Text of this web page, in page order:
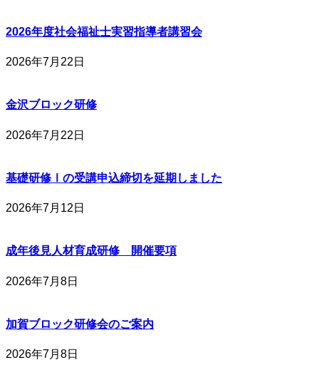
2026年度社会福祉士実習指導者講習会
2026年7月22日
金沢ブロック研修
2026年7月22日
基礎研修Ⅰの受講申込締切を延期しました
2026年7月12日
成年後見人材育成研修 開催要項
2026年7月8日
加賀ブロック研修会のご案内
2026年7月8日